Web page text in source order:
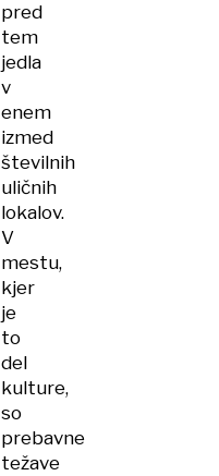
pred
tem
jedla
v
enem
izmed
številnih
uličnih
lokalov.
V
mestu,
kjer
je
to
del
kulture,
so
prebavne
težave